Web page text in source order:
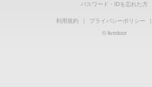
パスワード・IDを忘れた方
利用規約 ｜ プライバシーポリシー ｜
© livedoor